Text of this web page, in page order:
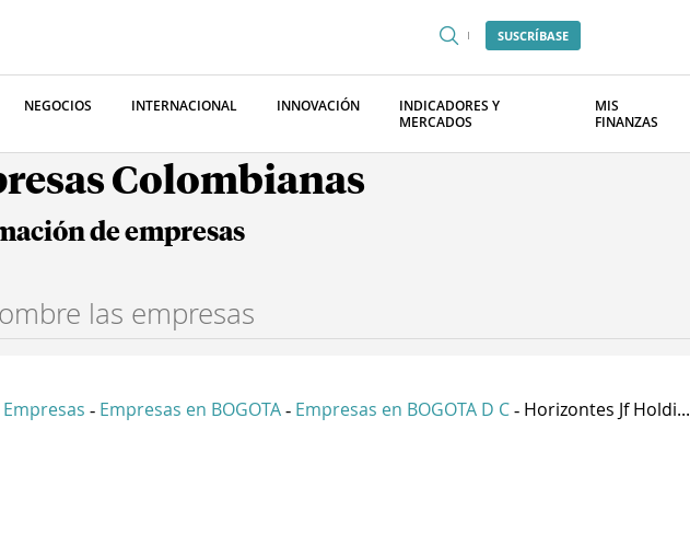
SUSCRÍBASE
NEGOCIOS INTERNACIONAL INNOVACIÓN
INDICADORES Y
MERCADOS
MIS
FINANZAS
Colombianas
de empresas
- Empresas en BOGOTA - Empresas en BOGOTA D C - Horizontes Jf Holdi...